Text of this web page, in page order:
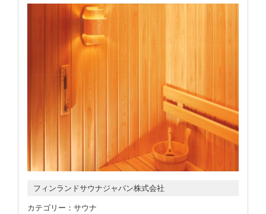
フィンランドサウナジャパン株式会社
カテゴリー：サウナ